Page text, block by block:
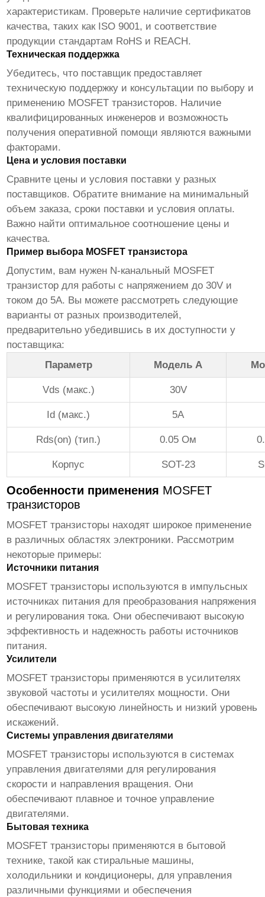
характеристикам. Проверьте наличие сертификатов
качества, таких как ISO 9001, и соответствие
продукции стандартам RoHS и REACH.
Техническая поддержка
Убедитесь, что поставщик предоставляет
техническую поддержку и консультации по выбору и
применению MOSFET транзисторов. Наличие
квалифицированных инженеров и возможность
получения оперативной помощи являются важными
факторами.
Цена и условия поставки
Сравните цены и условия поставки у разных
поставщиков. Обратите внимание на минимальный
объем заказа, сроки поставки и условия оплаты.
Важно найти оптимальное соотношение цены и
качества.
Пример выбора MOSFET транзистора
Допустим, вам нужен N-канальный MOSFET
транзистор для работы с напряжением до 30V и
током до 5A. Вы можете рассмотреть следующие
варианты от разных производителей,
предварительно убедившись в их доступности у
поставщика:
Параметр
Модель A
Vds (макс.) 30V
Id (макс.) 5A
Rds(on) (тип.) 0.05 Ом
Корпус SOT-23
Особенности применения MOSFET
транзисторов
MOSFET транзисторы находят широкое применение
в различных областях электроники. Рассмотрим
некоторые примеры:
Источники питания
MOSFET транзисторы используются в импульсных
источниках питания для преобразования напряжения
и регулирования тока. Они обеспечивают высокую
эффективность и надежность работы источников
питания.
Усилители
MOSFET транзисторы применяются в усилителях
звуковой частоты и усилителях мощности. Они
обеспечивают высокую линейность и низкий уровень
искажений.
Системы управления двигателями
MOSFET транзисторы используются в системах
управления двигателями для регулирования
скорости и направления вращения. Они
обеспечивают плавное и точное управление
двигателями.
Бытовая техника
MOSFET транзисторы применяются в бытовой
технике, такой как стиральные машины,
холодильники и кондиционеры, для управления
различными функциями и обеспечения